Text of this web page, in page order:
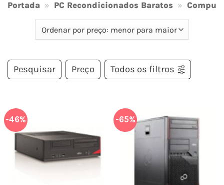
Portada » PC Recondicionados Baratos »
Pesquisar Preço Todos os filtros
-46% -65%